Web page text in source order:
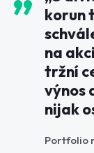
korun
na
tržní
výnos
nijak
Portfolio